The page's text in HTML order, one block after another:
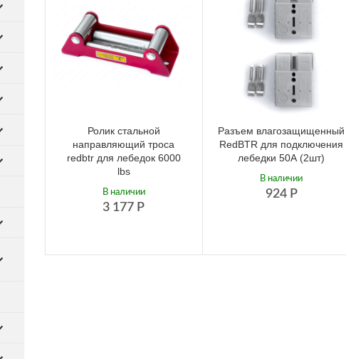
Ролик стальной
направляющий троса
redbtr для лебедок 6000
lbs
3 177 Р
В наличии
Разъем влагозащищенный
RedBTR для подключения
лебедки 50А (2шт)
924 Р
В наличии